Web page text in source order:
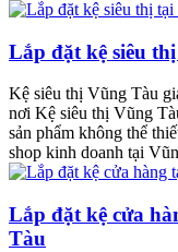
Lắp đặt kệ siêu
Kệ siêu thị Vũng Tàu
nơi Kệ siêu thị Vũng
sản phẩm không thể
shop kinh doanh tại
Lắp đặt kệ cửa
Tàu